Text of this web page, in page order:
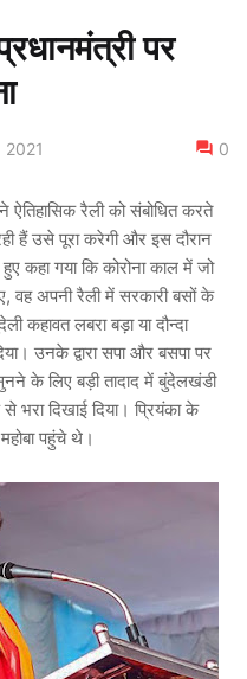
पर
2021 0
ऐतिहासिक रैली को संबोधित करते
हैं उसे पूरा करेगी और इस दौरान
कहा गया कि कोरोना काल में जो
वह अपनी रैली में सरकारी बसों के
कहावत लबरा बड़ा या दौन्दा
उनके द्वारा सपा और बसपा पर
सुनने के लिए बड़ी तादाद में बुंदेलखंडी
भरा दिखाई दिया। प्रियंका के
पहुंचे थे।